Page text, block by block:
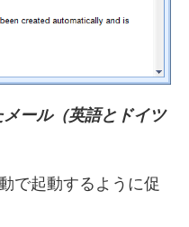
ール（英語とドイツ
で起動するように促